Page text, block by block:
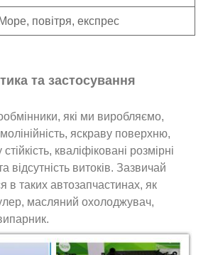
Море, повітря, експрес
та застосування
які ми виробляємо,
яскраву поверхню,
кваліфіковані розмірні
відсутність витоків. Зазвичай
в таких автозапчастинах, як
масляний охолоджувач,